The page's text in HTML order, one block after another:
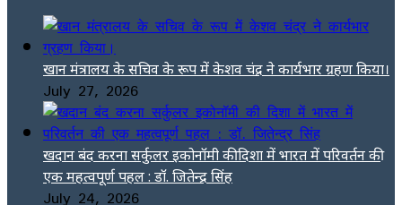
खान मंत्रालय के सचिव के रूप में केशव चंद्र ने कार्यभार ग्रहण किया।
July 27, 2026
खदान बंद करना सर्कुलर इकोनॉमी की दिशा में भारत में परिवर्तन की
एक महत्वपूर्ण पहल : डॉ. जितेन्द्र सिंह
July 24, 2026